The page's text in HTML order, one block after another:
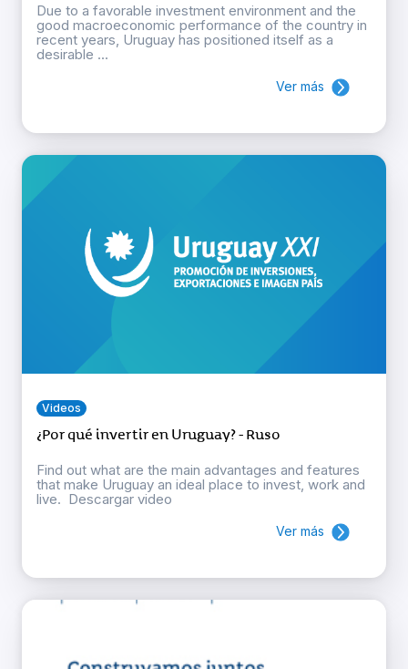
Due to a favorable investment environment and the
good macroeconomic performance of the country in
recent years, Uruguay has positioned itself as a
desirable ...
Ver más
Videos
¿Por qué invertir en Uruguay? - Ruso
Find out what are the main advantages and features
that make Uruguay an ideal place to invest, work and
live. Descargar video
Ver más